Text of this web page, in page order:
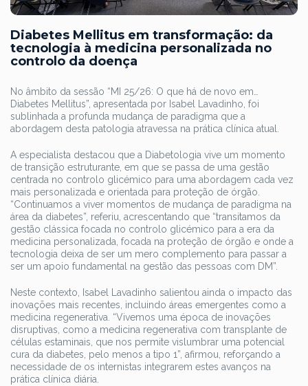
Diabetes Mellitus em transformação: da
tecnologia à medicina personalizada no
controlo da doença
No âmbito da sessão “MI 25/26: O que há de novo em…
Diabetes Mellitus”, apresentada por Isabel Lavadinho, foi
sublinhada a profunda mudança de paradigma que a
abordagem desta patologia atravessa na prática clínica atual.
A especialista destacou que a Diabetologia vive um momento
de transição estruturante, em que se passa de uma gestão
centrada no controlo glicémico para uma abordagem cada vez
mais personalizada e orientada para proteção de órgão.
“Continuamos a viver momentos de mudança de paradigma na
área da diabetes”, referiu, acrescentando que “transitamos da
gestão clássica focada no controlo glicémico para a era da
medicina personalizada, focada na proteção de órgão e onde a
tecnologia deixa de ser um mero complemento para passar a
ser um apoio fundamental na gestão das pessoas com DM”.
Neste contexto, Isabel Lavadinho salientou ainda o impacto das
inovações mais recentes, incluindo áreas emergentes como a
medicina regenerativa. “Vivemos uma época de inovações
disruptivas, como a medicina regenerativa com transplante de
células estaminais, que nos permite vislumbrar uma potencial
cura da diabetes, pelo menos a tipo 1”, afirmou, reforçando a
necessidade de os internistas integrarem estes avanços na
prática clínica diária.